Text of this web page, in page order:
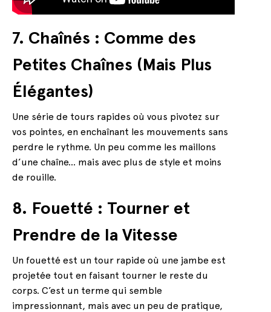
7. Chaînés : Comme des
Petites Chaînes (Mais Plus
Élégantes)
Une série de tours rapides où vous pivotez sur
vos pointes, en enchaînant les mouvements sans
perdre le rythme. Un peu comme les maillons
d’une chaîne… mais avec plus de style et moins
de rouille.
8. Fouetté : Tourner et
Prendre de la Vitesse
Un fouetté est un tour rapide où une jambe est
projetée tout en faisant tourner le reste du
corps. C’est un terme qui semble
impressionnant, mais avec un peu de pratique,